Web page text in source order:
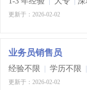
更新于：2026-02-02
业务员销售员
经验不限 | 学历不限 |
更新于：2026-02-02